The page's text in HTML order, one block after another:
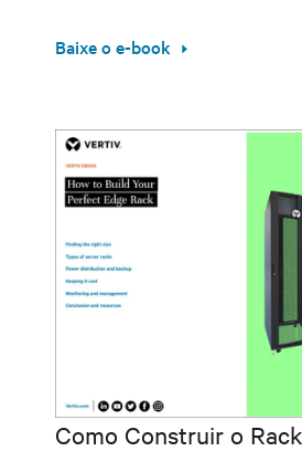
Baixe o e-book
Como Construir o